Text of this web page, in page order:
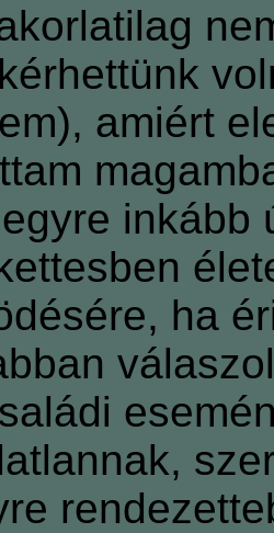
amiért
inkább
ha